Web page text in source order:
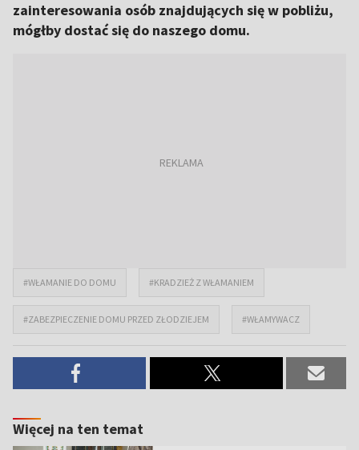
zainteresowania osób znajdujących się w pobliżu,
mógłby dostać się do naszego domu.
#WŁAMANIE DO DOMU #KRADZIEŻ Z WŁAMANIEM
#ZABEZPIECZENIE DOMU PRZED ZŁODZIEJEM #WŁAMYWACZ
Więcej na ten temat